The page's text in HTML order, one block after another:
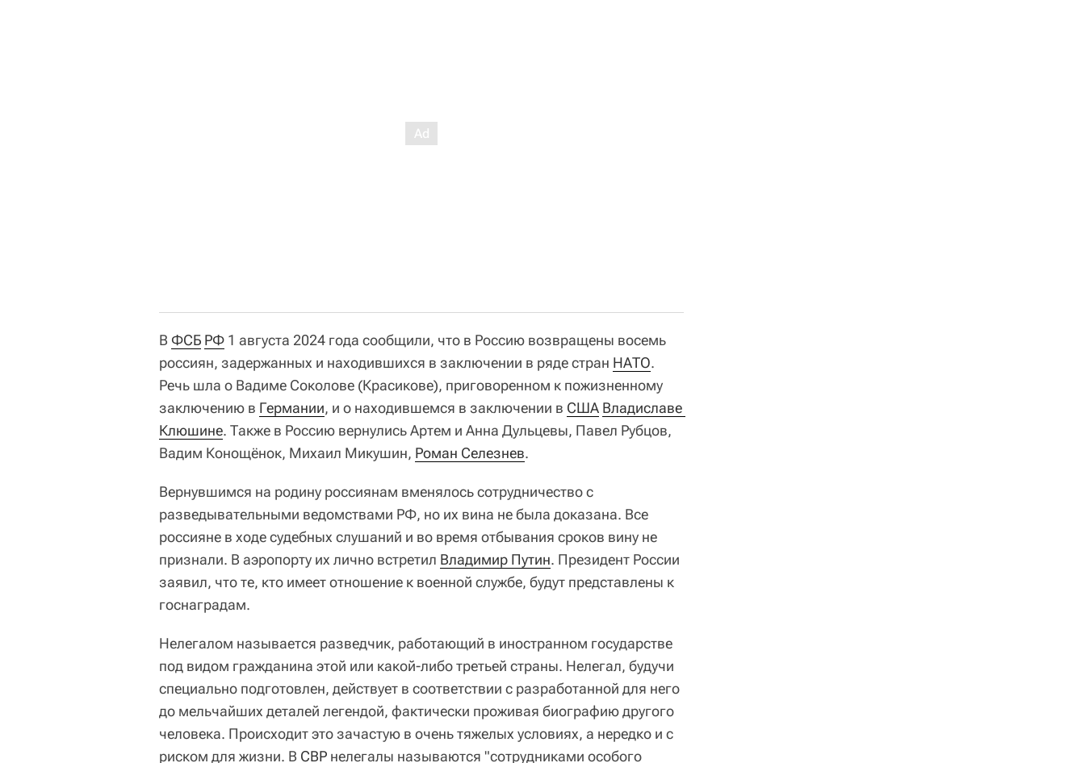
В ФСБ РФ 1 августа 2024 года сообщили, что в Россию возвращены восемь
россиян, задержанных и находившихся в заключении в ряде стран НАТО.
Речь шла о Вадиме Соколове (Красикове), приговоренном к пожизненному
заключению в Германии, и о находившемся в заключении в США Владиславе
Клюшине. Также в Россию вернулись Артем и Анна Дульцевы, Павел Рубцов,
Вадим Конощёнок, Михаил Микушин, Роман Селезнев.
Вернувшимся на родину россиянам вменялось сотрудничество с
разведывательными ведомствами РФ, но их вина не была доказана. Все
россияне в ходе судебных слушаний и во время отбывания сроков вину не
признали. В аэропорту их лично встретил Владимир Путин. Президент России
заявил, что те, кто имеет отношение к военной службе, будут представлены к
госнаградам.
Нелегалом называется разведчик, работающий в иностранном государстве
под видом гражданина этой или какой-либо третьей страны. Нелегал, будучи
специально подготовлен, действует в соответствии с разработанной для него
до мельчайших деталей легендой, фактически проживая биографию другого
человека. Происходит это зачастую в очень тяжелых условиях, а нередко и с
риском для жизни. В СВР нелегалы называются "сотрудниками особого